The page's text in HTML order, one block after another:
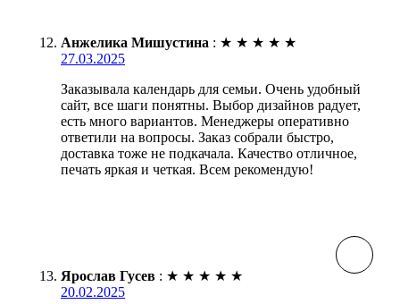
Анжелика Мишустина : ★ ★ ★ ★ ★
27.03.2025
Заказывала календарь для семьи. Очень удобный
сайт, все шаги понятны. Выбор дизайнов радует,
есть много вариантов. Менеджеры оперативно
ответили на вопросы. Заказ собрали быстро,
доставка тоже не подкачала. Качество отличное,
печать яркая и четкая. Всем рекомендую!
Ярослав Гусев : ★ ★ ★ ★ ★
20.02.2025